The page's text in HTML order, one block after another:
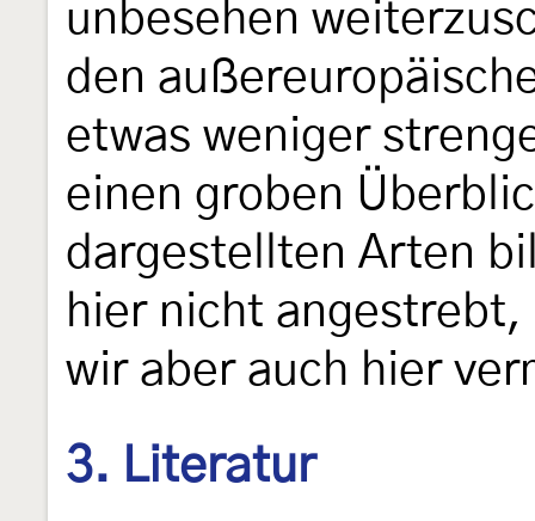
unbesehen
den
etwas weniger
einen groben
dargestellten Arten
hier nicht
wir aber auch hier
3. Literatur